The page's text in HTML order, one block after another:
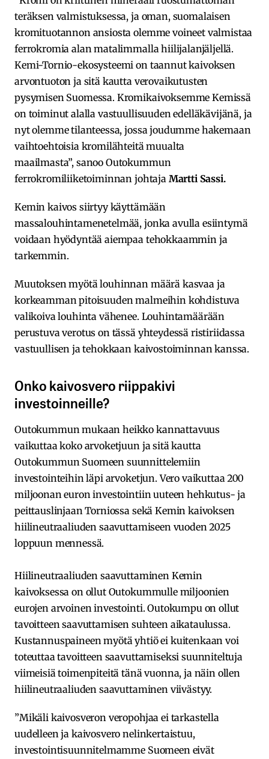
teräksen valmistuksessa, ja oman, suomalaisen
kromituotannon ansiosta olemme voineet valmistaa
ferrokromia alan matalimmalla hiilijalanjäljellä.
Kemi-Tornio-ekosysteemi on taannut kaivoksen
arvontuoton ja sitä kautta verovaikutusten
pysymisen Suomessa. Kromikaivoksemme Kemissä
on toiminut alalla vastuullisuuden edelläkävijänä, ja
nyt olemme tilanteessa, jossa joudumme hakemaan
vaihtoehtoisia kromilähteitä muualta
maailmasta”, sanoo Outokummun
ferrokromiliiketoiminnan johtaja Martti Sassi.
Kemin kaivos siirtyy käyttämään
massalouhintamenetelmää, jonka avulla esiintymä
voidaan hyödyntää aiempaa tehokkaammin ja
tarkemmin.
Muutoksen myötä louhinnan määrä kasvaa ja
korkeamman pitoisuuden malmeihin kohdistuva
valikoiva louhinta vähenee. Louhintamäärään
perustuva verotus on tässä yhteydessä ristiriidassa
vastuullisen ja tehokkaan kaivostoiminnan kanssa.
Onko kaivosvero riippakivi
investoinneille?
Outokummun mukaan heikko kannattavuus
vaikuttaa koko arvoketjuun ja sitä kautta
Outokummun Suomeen suunnittelemiin
investointeihin läpi arvoketjun. Vero vaikuttaa 200
miljoonan euron investointiin uuteen hehkutus- ja
peittauslinjaan Torniossa sekä Kemin kaivoksen
hiilineutraaliuden saavuttamiseen vuoden 2025
loppuun mennessä.
Hiilineutraaliuden saavuttaminen Kemin
kaivoksessa on ollut Outokummulle miljoonien
eurojen arvoinen investointi. Outokumpu on ollut
tavoitteen saavuttamisen suhteen aikataulussa.
Kustannuspaineen myötä yhtiö ei kuitenkaan voi
toteuttaa tavoitteen saavuttamiseksi suunniteltuja
viimeisiä toimenpiteitä tänä vuonna, ja näin ollen
hiilineutraaliuden saavuttaminen viivästyy.
”Mikäli kaivosveron veropohjaa ei tarkastella
uudelleen ja kaivosvero nelinkertaistuu,
investointisuunnitelmamme Suomeen eivät